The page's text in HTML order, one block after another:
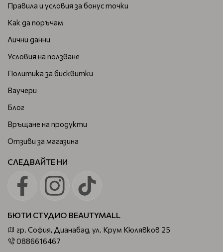
Правила и условия за бонус точки
Как да поръчам
Лични данни
Условия на ползване
Политика за бисквитки
Ваучери
Блог
Връщане на продукти
Отзиви за магазина
СЛЕДВАЙТЕ НИ
БЮТИ СТУДИО BEAUTYMALL
гр. София, Дианабад, ул. Крум Кюлявков 25
0886616467